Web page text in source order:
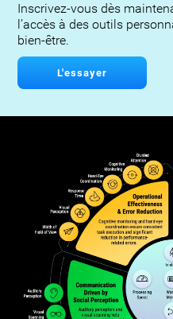
Inscrivez-vous dès
l’accès à des outils
bien-être.
L'essayer